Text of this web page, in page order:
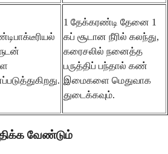
1 தேக்கரண்டி தேனை 1
கப் சூடான நீரில் கலந்து,
கரைசலில் நனைத்த
பருத்திப் பந்தால் கண்
இமைகளை மெதுவாக
துடைக்கவும்.
வேண்டும்